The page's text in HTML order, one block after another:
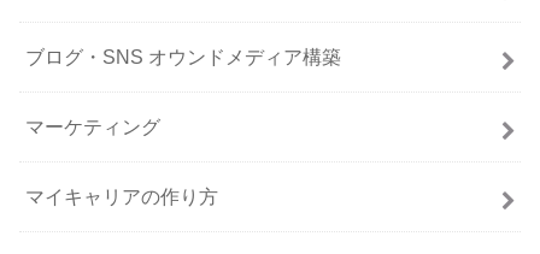
ブログ・SNS オウンドメディア構築
マーケティング
マイキャリアの作り方